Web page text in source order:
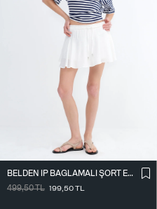
BELDEN İ̇P BAĞLAMALI ŞORT ETEK Ş16072-L7
499,50TL 199,50TL